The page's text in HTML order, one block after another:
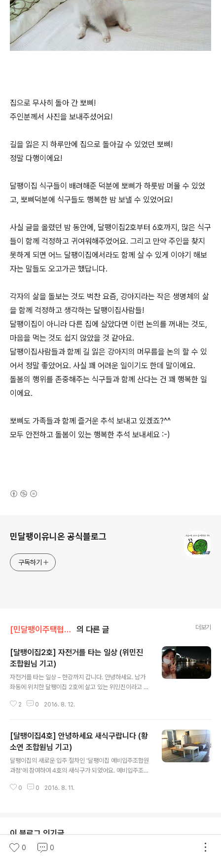
집으로 무사히 돌아 간 뽀삐!
주인분께서 사진을 보내주셨어요!
길을 잃은 지 하루만에 집으로 돌아갈 수 있었던 뽀삐!
정말 다행이에요!
달팽이집 식구들이 배려해준 덕분에 뽀삐가 하룻밤 머물 수 있었
고, 뽀삐덕분에 식구들도 행복한 밤 보낼 수 있었어요!
사실 글을 올렸던 밤 동안에, 달팽이집2호부터 6호까지, 많은 식구
들이 함께 걱정하고 귀여워해주었어요. 그리고 만약 주인을 찾지
못하게 되면 어느 달팽이집에서라도 함께 살 수 있게 이야기 해보
자는 말들도 오고가곤 했답니다.
각자의 삶을 돌보는 것도 벅찬 요즘, 강아지라는 작은 생명체의 삶
을 함께 걱정하고 생각하는 달팽이집사람들!
달팽이집이 아니라 다른 집에 살았다면 이런 논의를 꺼내는 것도,
마음을 먹는 것도 쉽지 않았을 것 같아요.
달팽이집사람들과 함께 길 잃은 강아지의 머무름을 논의 할 수 있
어서 정말 좋았어요. 사실 꽤 어려운 일이기도 한데 말이에요.
돌봄의 행위를 존중해주는 식구들과 함께 산다는 건 꽤 행복한 일
이에요.
뽀삐도 가족들과 함께 즐거운 추석 보내고 있겠죠?^^
모두 안전하고 돌봄이 있는 행복한 추석 보내세요 :-)
민달팽이유니온 공식블로그
구독하기
[민달팽이주택협동조합]/* 달팽이집 살이 의 다른 글 더보기
[달팽이집2호] 자전거를 타는 일상 (위민진
조합원님 기고)
자전거를 타는 일상 – 한강까지 갑니다. 안녕하세요. 남가
좌동에 위치한 달팽이집 2호에 살고 있는 위민진이라고 합
2014년 12월 20일에 입주 해서 2016년 8월 12일 오늘
글을 적어봅니다. 직장인이라면 누구나 꿈꾸는 ‘저녁이 있
는 삶’ 그리고 함께 사는 식구들이 생겼다는 것이 가장 큰
변화일 것 같아요. 저는 본가가 안산이라 왕복 출퇴근 시간
이 3시간이었어요. 일이 6시에 끝난다고 해도 집에 가면
씻고 뻗어서 자기 바빴더랬죠.. 달팽이 집에 입주하고 나서
부턴 제가 취미 콜렉터로 변신했답니다. 그 동안 시간이 생
2 0 2016. 8. 12.
[달팽이집4호] 안녕하세요 새식구랍니다 (황
소연 조합원님 기고)
달팽이집의 새로운 입주 절차인 '달팽이집 예비입주조합원
과정'에 참여하여 4호의 새식구가 되었어요. 예비입주조합
모로 진행해서 서로의 이야기에 귀기울일수 있어 좋았습니
대한 이미지를 그림으로 표현하는 시간이 있었는데, 오랜
집을 그린 저와 달리(!) 집이 밝고 긍정적으로 표현된 그림
0 0 2016. 8. 11.
이 블로그 인기글
0 0